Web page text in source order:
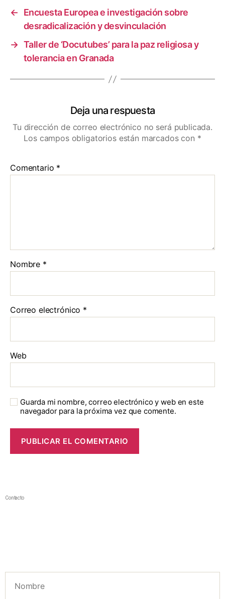
←
Encuesta Europea e investigación sobre
desradicalización y desvinculación
→ Taller de ‘Docutubes’ para la paz religiosa y
tolerancia en Granada
Deja una respuesta
Tu dirección de correo electrónico no será publicada.
Los campos obligatorios están marcados con *
Comentario *
Nombre *
Correo electrónico *
Web
Guarda mi nombre, correo electrónico y web en este
navegador para la próxima vez que comente.
Contacto